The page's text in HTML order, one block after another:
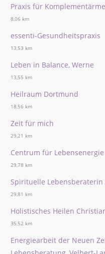
Praxis für
8,06 km
essenti-Gesundheitspraxis
13,53 km
Leben in Balance, Werne
13,55 km
Heilraum Dortmund
18,56 km
Zeit für mich
29,21 km
Centrum für Lebensenergie
29,78 km
Spirituelle
29,81 km
Holistisches Heilen
35,52 km
Energiearbeit der Neuen